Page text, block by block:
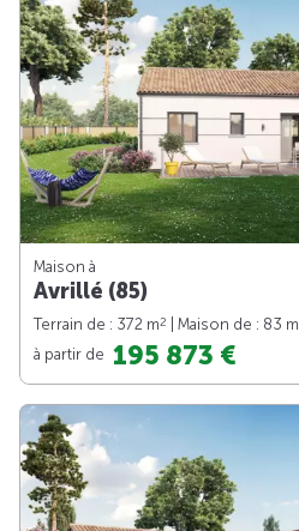
Maison à
Avrillé (85)
Terrain de : 372 m2 | Maison de : 83 m
à partir de 195 873 €